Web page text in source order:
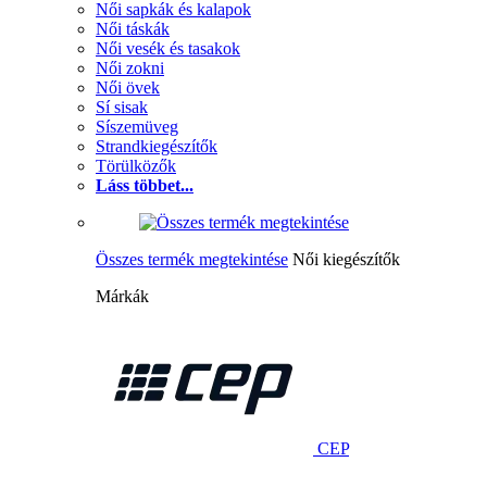
Női sapkák és kalapok
Női táskák
Női vesék és tasakok
Női zokni
Női övek
Sí sisak
Síszemüveg
Strandkiegészítők
Törülközők
Láss többet...
Összes termék megtekintése Női kiegészítők
Márkák
CEP